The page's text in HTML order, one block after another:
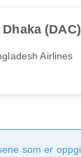
Dhaka (DAC)
Airlines
som er